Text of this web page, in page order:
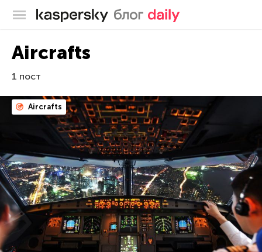
Блог Касперского
Aircrafts
1 пост
Aircrafts